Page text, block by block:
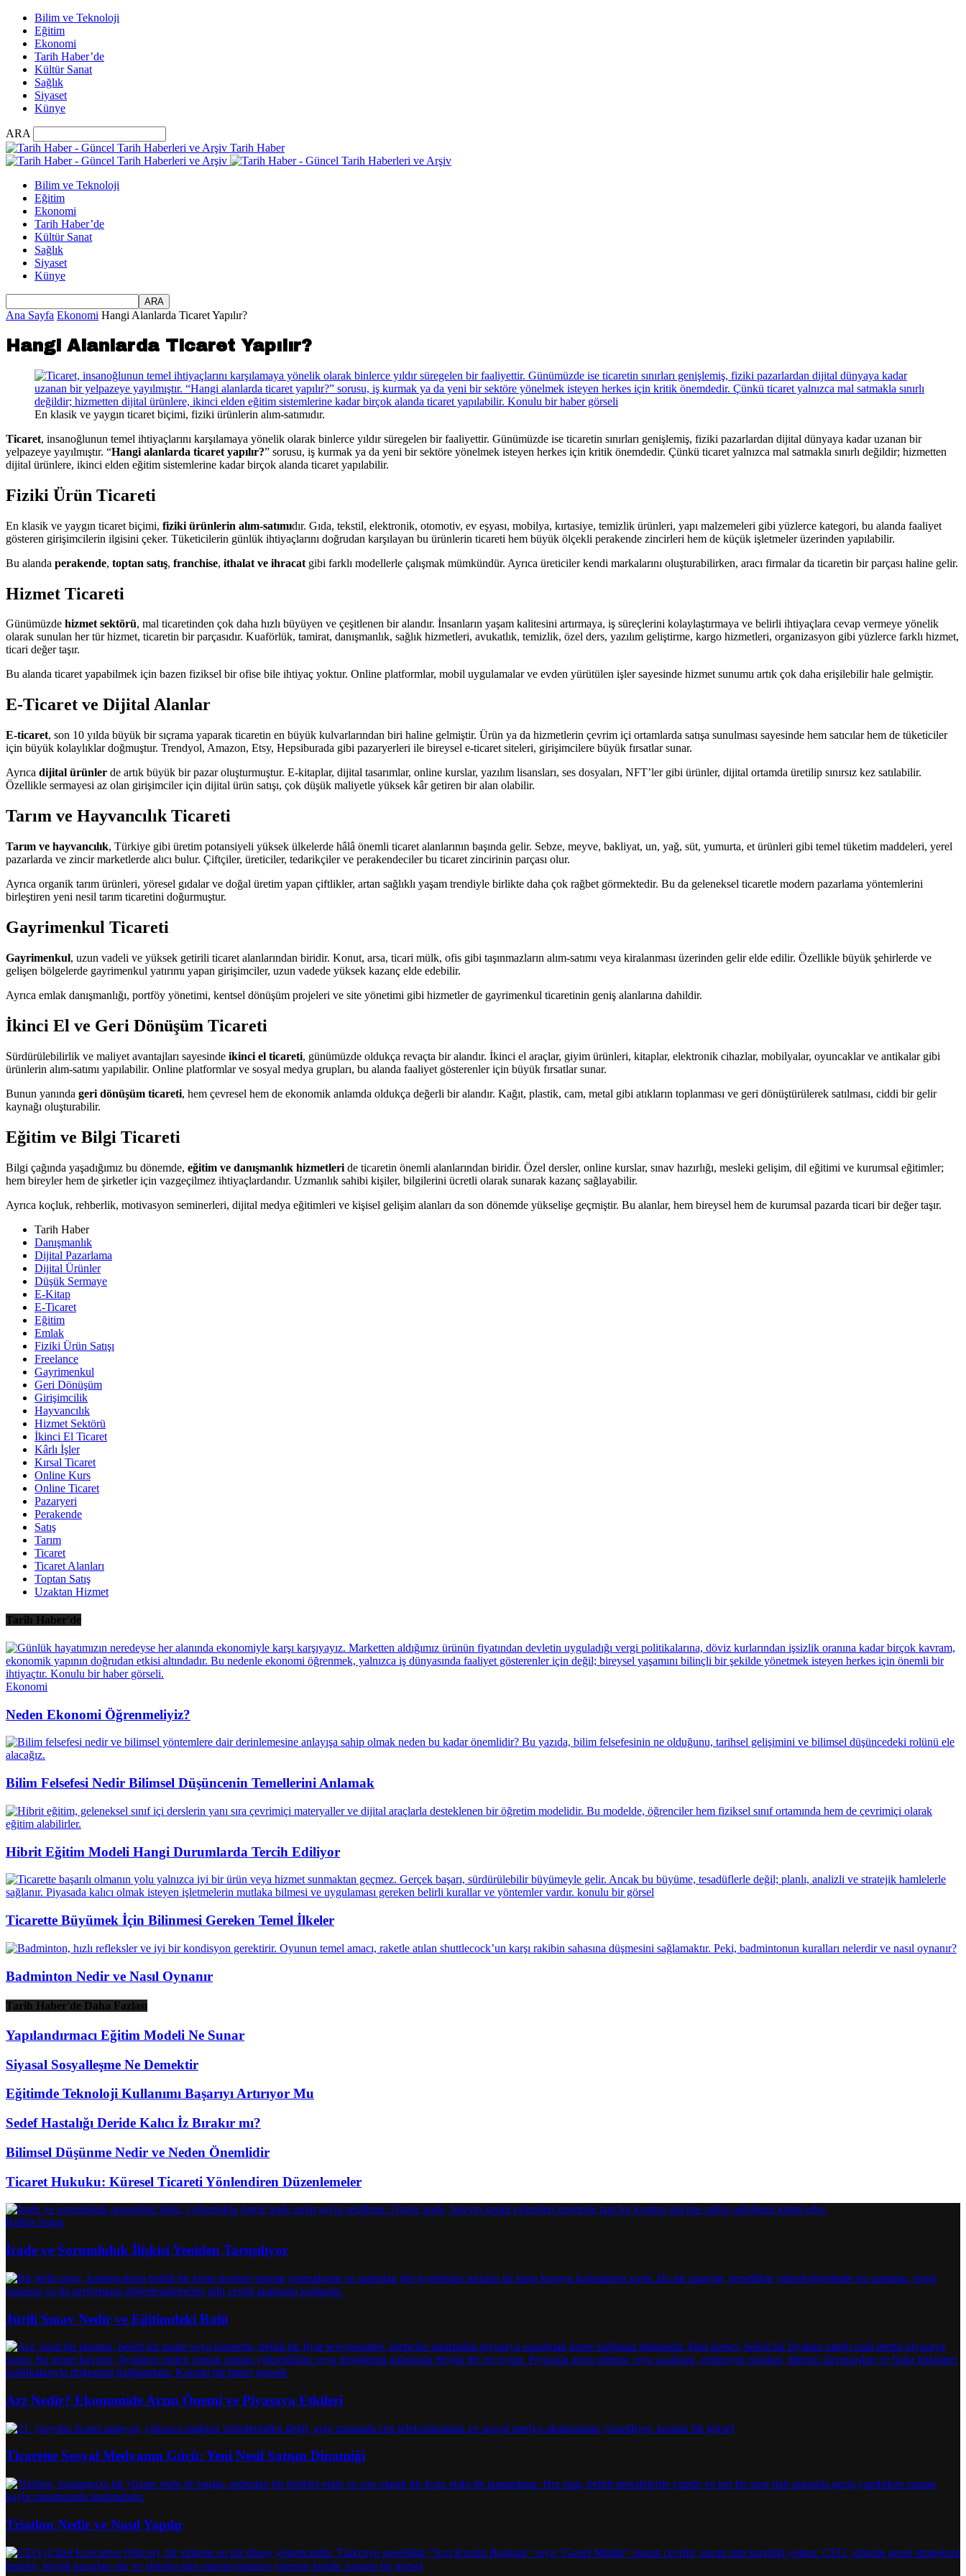
Bilim ve Teknoloji
Eğitim
Ekonomi
Tarih Haber’de
Kültür Sanat
Sağlık
Siyaset
Künye
ARA
Tarih Haber
Bilim ve Teknoloji
Eğitim
Ekonomi
Tarih Haber’de
Kültür Sanat
Sağlık
Siyaset
Künye
Ana Sayfa Ekonomi Hangi Alanlarda Ticaret Yapılır?
Hangi Alanlarda Ticaret Yapılır?
En klasik ve yaygın ticaret biçimi, fiziki ürünlerin alım-satımıdır.
Ticaret, insanoğlunun temel ihtiyaçlarını karşılamaya yönelik olarak binlerce yıldır süregelen bir faaliyettir. Günümüzde ise ticaretin sınırları genişlemiş, fiziki pazarlardan dijital dünyaya kadar uzanan bir
yelpazeye yayılmıştır. “Hangi alanlarda ticaret yapılır?” sorusu, iş kurmak ya da yeni bir sektöre yönelmek isteyen herkes için kritik önemdedir. Çünkü ticaret yalnızca mal satmakla sınırlı değildir; hizmetten
dijital ürünlere, ikinci elden eğitim sistemlerine kadar birçok alanda ticaret yapılabilir.
Fiziki Ürün Ticareti
En klasik ve yaygın ticaret biçimi, fiziki ürünlerin alım-satımıdır. Gıda, tekstil, elektronik, otomotiv, ev eşyası, mobilya, kırtasiye, temizlik ürünleri, yapı malzemeleri gibi yüzlerce kategori, bu alanda faaliyet
gösteren girişimcilerin ilgisini çeker. Tüketicilerin günlük ihtiyaçlarını doğrudan karşılayan bu ürünlerin ticareti hem büyük ölçekli perakende zincirleri hem de küçük işletmeler üzerinden yapılabilir.
Bu alanda perakende, toptan satış, franchise, ithalat ve ihracat gibi farklı modellerle çalışmak mümkündür. Ayrıca üreticiler kendi markalarını oluşturabilirken, aracı firmalar da ticaretin bir parçası haline gelir.
Hizmet Ticareti
Günümüzde hizmet sektörü, mal ticaretinden çok daha hızlı büyüyen ve çeşitlenen bir alandır. İnsanların yaşam kalitesini artırmaya, iş süreçlerini kolaylaştırmaya ve belirli ihtiyaçlara cevap vermeye yönelik
olarak sunulan her tür hizmet, ticaretin bir parçasıdır. Kuaförlük, tamirat, danışmanlık, sağlık hizmetleri, avukatlık, temizlik, özel ders, yazılım geliştirme, kargo hizmetleri, organizasyon gibi yüzlerce farklı hizmet,
ticari değer taşır.
Bu alanda ticaret yapabilmek için bazen fiziksel bir ofise bile ihtiyaç yoktur. Online platformlar, mobil uygulamalar ve evden yürütülen işler sayesinde hizmet sunumu artık çok daha erişilebilir hale gelmiştir.
E-Ticaret ve Dijital Alanlar
E-ticaret, son 10 yılda büyük bir sıçrama yaparak ticaretin en büyük kulvarlarından biri haline gelmiştir. Ürün ya da hizmetlerin çevrim içi ortamlarda satışa sunulması sayesinde hem satıcılar hem de tüketiciler
için büyük kolaylıklar doğmuştur. Trendyol, Amazon, Etsy, Hepsiburada gibi pazaryerleri ile bireysel e-ticaret siteleri, girişimcilere büyük fırsatlar sunar.
Ayrıca dijital ürünler de artık büyük bir pazar oluşturmuştur. E-kitaplar, dijital tasarımlar, online kurslar, yazılım lisansları, ses dosyaları, NFT’ler gibi ürünler, dijital ortamda üretilip sınırsız kez satılabilir.
Özellikle sermayesi az olan girişimciler için dijital ürün satışı, çok düşük maliyetle yüksek kâr getiren bir alan olabilir.
Tarım ve Hayvancılık Ticareti
Tarım ve hayvancılık, Türkiye gibi üretim potansiyeli yüksek ülkelerde hâlâ önemli ticaret alanlarının başında gelir. Sebze, meyve, bakliyat, un, yağ, süt, yumurta, et ürünleri gibi temel tüketim maddeleri, yerel
pazarlarda ve zincir marketlerde alıcı bulur. Çiftçiler, üreticiler, tedarikçiler ve perakendeciler bu ticaret zincirinin parçası olur.
Ayrıca organik tarım ürünleri, yöresel gıdalar ve doğal üretim yapan çiftlikler, artan sağlıklı yaşam trendiyle birlikte daha çok rağbet görmektedir. Bu da geleneksel ticaretle modern pazarlama yöntemlerini
birleştiren yeni nesil tarım ticaretini doğurmuştur.
Gayrimenkul Ticareti
Gayrimenkul, uzun vadeli ve yüksek getirili ticaret alanlarından biridir. Konut, arsa, ticari mülk, ofis gibi taşınmazların alım-satımı veya kiralanması üzerinden gelir elde edilir. Özellikle büyük şehirlerde ve
gelişen bölgelerde gayrimenkul yatırımı yapan girişimciler, uzun vadede yüksek kazanç elde edebilir.
Ayrıca emlak danışmanlığı, portföy yönetimi, kentsel dönüşüm projeleri ve site yönetimi gibi hizmetler de gayrimenkul ticaretinin geniş alanlarına dahildir.
İkinci El ve Geri Dönüşüm Ticareti
Sürdürülebilirlik ve maliyet avantajları sayesinde ikinci el ticareti, günümüzde oldukça revaçta bir alandır. İkinci el araçlar, giyim ürünleri, kitaplar, elektronik cihazlar, mobilyalar, oyuncaklar ve antikalar gibi
ürünlerin alım-satımı yapılabilir. Online platformlar ve sosyal medya grupları, bu alanda faaliyet gösterenler için büyük fırsatlar sunar.
Bunun yanında geri dönüşüm ticareti, hem çevresel hem de ekonomik anlamda oldukça değerli bir alandır. Kağıt, plastik, cam, metal gibi atıkların toplanması ve geri dönüştürülerek satılması, ciddi bir gelir
kaynağı oluşturabilir.
Eğitim ve Bilgi Ticareti
Bilgi çağında yaşadığımız bu dönemde, eğitim ve danışmanlık hizmetleri de ticaretin önemli alanlarından biridir. Özel dersler, online kurslar, sınav hazırlığı, mesleki gelişim, dil eğitimi ve kurumsal eğitimler;
hem bireyler hem de şirketler için vazgeçilmez ihtiyaçlardandır. Uzmanlık sahibi kişiler, bilgilerini ücretli olarak sunarak kazanç sağlayabilir.
Ayrıca koçluk, rehberlik, motivasyon seminerleri, dijital medya eğitimleri ve kişisel gelişim alanları da son dönemde yükselişe geçmiştir. Bu alanlar, hem bireysel hem de kurumsal pazarda ticari bir değer taşır.
Tarih Haber
Danışmanlık
Dijital Pazarlama
Dijital Ürünler
Düşük Sermaye
E-Kitap
E-Ticaret
Eğitim
Emlak
Fiziki Ürün Satışı
Freelance
Gayrimenkul
Geri Dönüşüm
Girişimcilik
Hayvancılık
Hizmet Sektörü
İkinci El Ticaret
Kârlı İşler
Kırsal Ticaret
Online Kurs
Online Ticaret
Pazaryeri
Perakende
Satış
Tarım
Ticaret
Ticaret Alanları
Toptan Satış
Uzaktan Hizmet
Tarih Haber'de
Ekonomi
Neden Ekonomi Öğrenmeliyiz?
Bilim Felsefesi Nedir Bilimsel Düşüncenin Temellerini Anlamak
Hibrit Eğitim Modeli Hangi Durumlarda Tercih Ediliyor
Ticarette Büyümek İçin Bilinmesi Gereken Temel İlkeler
Badminton Nedir ve Nasıl Oynanır
Tarih Haber'de Daha Fazlası
Yapılandırmacı Eğitim Modeli Ne Sunar
Siyasal Sosyalleşme Ne Demektir
Eğitimde Teknoloji Kullanımı Başarıyı Artırıyor Mu
Sedef Hastalığı Deride Kalıcı İz Bırakır mı?
Bilimsel Düşünme Nedir ve Neden Önemlidir
Ticaret Hukuku: Küresel Ticareti Yönlendiren Düzenlemeler
Kültür Sanat
İrade ve Sorumluluk İlişkisi Yeniden Tartışılıyor
Jürili Sınav Nedir ve Eğitimdeki Rolü
Arz Nedir? Ekonomide Arzın Önemi ve Piyasaya Etkileri
Ticarette Sosyal Medyanın Gücü: Yeni Nesil Satışın Dinamiği
Triatlon Nedir ve Nasıl Yapılır